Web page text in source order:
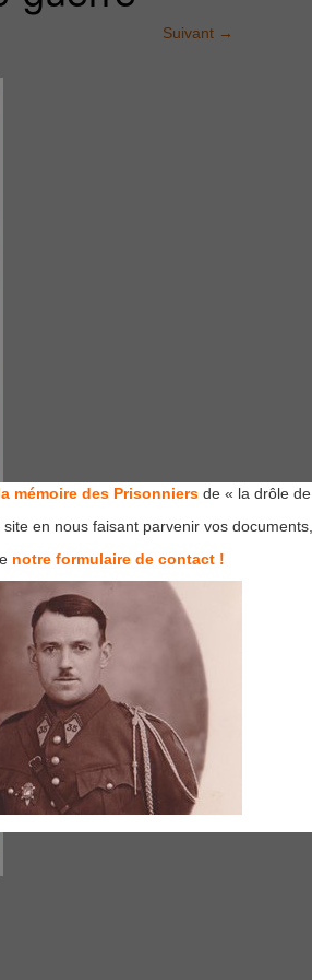
Suivant →
mémoire des Prisonniers de « la drôle de
en nous faisant parvenir vos documents,
notre formulaire de contact !